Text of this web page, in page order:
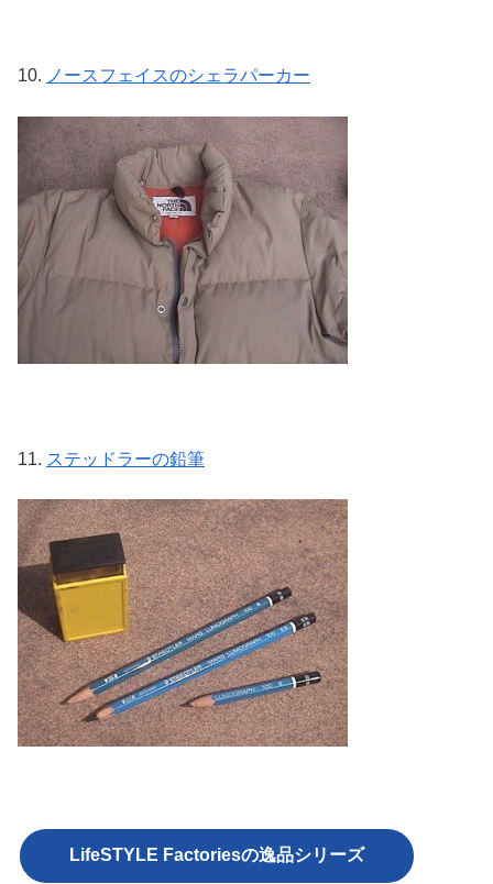
10. ノースフェイスのシェラパーカー
11. ステッドラーの鉛筆
LifeSTYLE Factoriesの逸品シリーズ